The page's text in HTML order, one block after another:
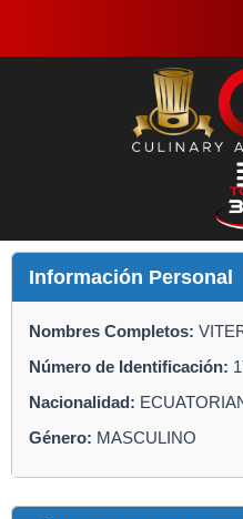
Información Personal
Nombres Completos:
Número de Identificación:
Nacionalidad:
Género: MASCULINO